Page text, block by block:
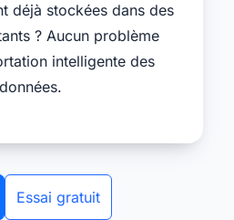
déjà stockées dans des
? Aucun problème
intelligente des
données.
Essai gratuit